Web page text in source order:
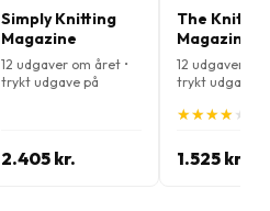
Simply Knitting
Magazine
12 udgaver om året •
trykt udgave på
2.405 kr.
The Knitter
Magazine
12 udgaver om
trykt udgave
★
★★
★★
★★
★★★
1.525 kr.